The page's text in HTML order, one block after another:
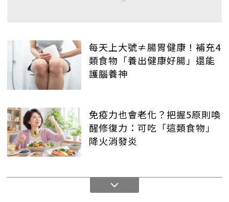
每天上大號≠腸胃健康！補充4
類食物「養出健康好腸」還能
護腦養神
免疫力也會老化？把握5原則喚
醒修復力：可吃「這類食物」
降火消發炎